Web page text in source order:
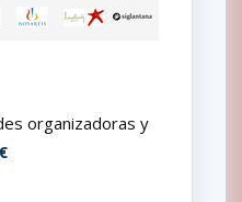
organizadoras y